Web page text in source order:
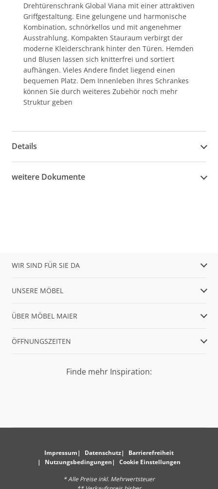
Drehtürenschrank Global Viana mit einer attraktiven
Griffgestaltung. Eine gelungene und harmonische
Kombination, schnörkellos und mit angenehmer
Ausstrahlung. Kompakten Stauraum verbirgt der
moderne Kleiderschrank hinter den Türen. Hemden
und Blusen lassen sich knitterfrei und sortiert
aufhängen. Vieles Andere findet liegend einen
bequemen Platz. Dem Innenleben Ihres Schrankes
können Sie durch weiteres Zubehör noch mehr
Struktur geben
Details
weitere Dokumente
WIR SIND FÜR SIE DA
UNSERE MÖBEL
ÜBER MÖBEL MAIER
ÖFFNUNGSZEITEN
Finde mehr Inspiration:
Impressum Datenschutz
Barrierefreiheit
Nutzungsbedingungen
Cookie Einstellungen
* Alle Preise inkl. Mehrwertsteuer